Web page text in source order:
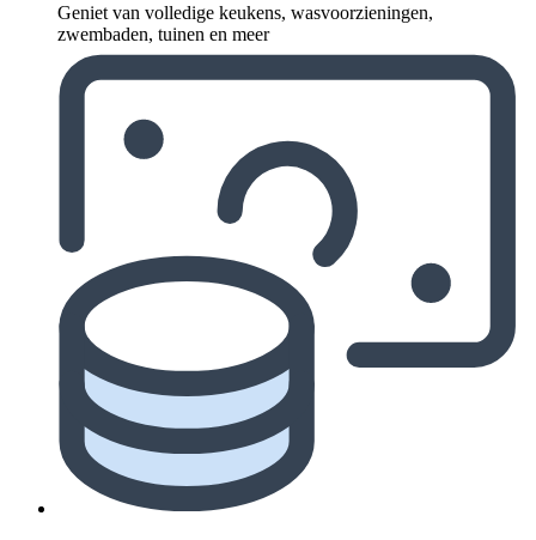
Geniet van volledige keukens, wasvoorzieningen,
zwembaden, tuinen en meer